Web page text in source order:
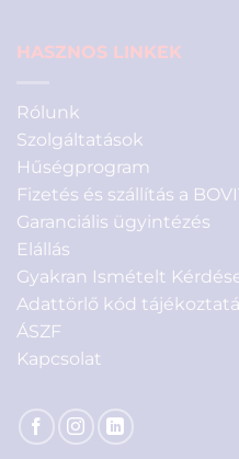
HASZNOS LINKEK
Rólunk
Szolgáltatások
Hűségprogram
Fizetés és szállítás a
Garanciális ügyintézés
Elállás
Gyakran Ismételt
Adattörlő kód
ÁSZF
Kapcsolat